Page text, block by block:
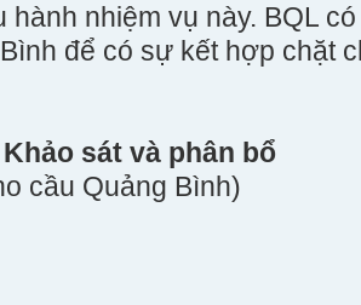
hành nhiệm vụ này. BQL
để có sự kết hợp chặt
sát và phân bổ
cầu Quảng Bình)